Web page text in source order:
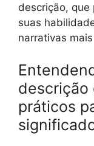
descrição, que
suas
narrativas
descrição
práticos